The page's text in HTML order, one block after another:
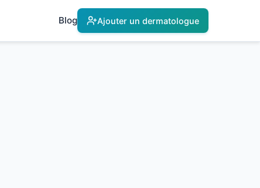
Blog Ajouter un dermatologue